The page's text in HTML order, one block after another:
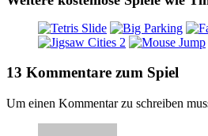
13 Kommentare zum Spiel
Um einen Kommentar zu schreiben